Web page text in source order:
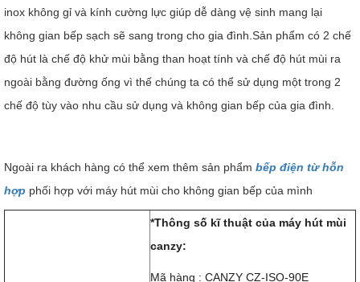
inox không gỉ và kính cường lực giúp dễ dàng vệ sinh mang lại
không gian bếp sạch sẽ sang trong cho gia đình.Sản phẩm có 2 chế
độ hút là chế độ khử mùi bằng than hoạt tính và chế độ hút mùi ra
ngoài bằng đường ống vì thế chúng ta có thể sử dụng một trong 2
chế độ tùy vào nhu cầu sử dụng và không gian bếp của gia đình.
Ngoài ra khách hàng có thể xem thêm sản phẩm bếp điện từ hỗn
hợp phối hợp với máy hút mùi cho không gian bếp của mình
*Thông số kĩ thuật của máy hút mùi
canzy:
Mã hàng : CANZY CZ-ISO-90E